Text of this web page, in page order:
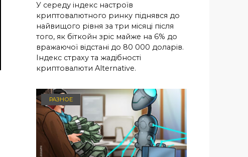
У середу індекс настроїв
криптовалютного ринку піднявся до
найвищого рівня за три місяці після
того, як біткойн зріс майже на 6% до
вражаючої відстані до 80 000 доларів.
Індекс страху та жадібності
криптовалюти Alternative.
РАЗНОЕ